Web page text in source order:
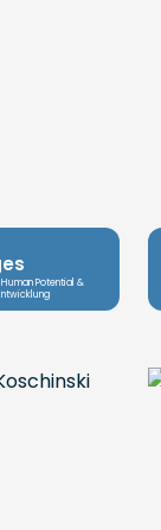
Potential &